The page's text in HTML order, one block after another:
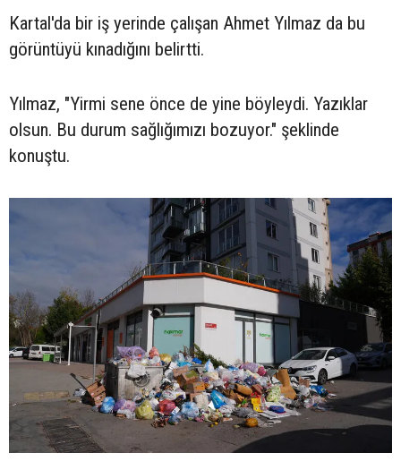
Kartal'da bir iş yerinde çalışan Ahmet Yılmaz da bu
görüntüyü kınadığını belirtti.
Yılmaz, "Yirmi sene önce de yine böyleydi. Yazıklar
olsun. Bu durum sağlığımızı bozuyor." şeklinde
konuştu.